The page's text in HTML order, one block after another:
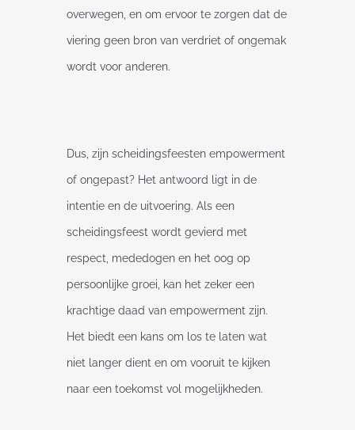
overwegen, en om ervoor te zorgen dat de
viering geen bron van verdriet of ongemak
wordt voor anderen.
Dus, zijn scheidingsfeesten empowerment
of ongepast? Het antwoord ligt in de
intentie en de uitvoering. Als een
scheidingsfeest wordt gevierd met
respect, mededogen en het oog op
persoonlijke groei, kan het zeker een
krachtige daad van empowerment zijn.
Het biedt een kans om los te laten wat
niet langer dient en om vooruit te kijken
naar een toekomst vol mogelijkheden.